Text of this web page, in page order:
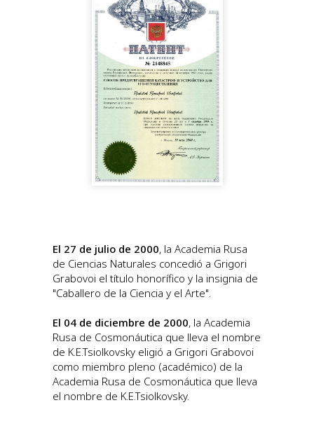
El 27 de julio de 2000, la Academia Rusa
de Ciencias Naturales concedió a Grigori
Grabovoi el título honorífico y la insignia de
"Caballero de la Ciencia y el Arte".
El 04 de diciembre de 2000, la Academia
Rusa de Cosmonáutica que lleva el nombre
de K.E.Tsiolkovsky eligió a Grigori Grabovoi
como miembro pleno (académico) de la
Academia Rusa de Cosmonáutica que lleva
el nombre de K.E.Tsiolkovsky.